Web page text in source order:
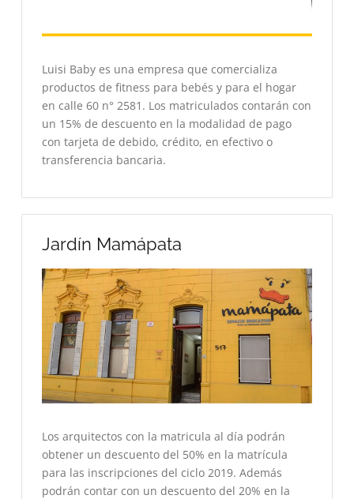
Luisi Baby es una empresa que comercializa
productos de fitness para bebés y para el hogar
en calle 60 n° 2581. Los matriculados contarán con
un 15% de descuento en la modalidad de pago
con tarjeta de debido, crédito, en efectivo o
transferencia bancaria.
Jardín Mamápata
Los arquitectos con la matricula al día podrán
obtener un descuento del 50% en la matrícula
para las inscripciones del ciclo 2019. Además
podrán contar con un descuento del 20% en la